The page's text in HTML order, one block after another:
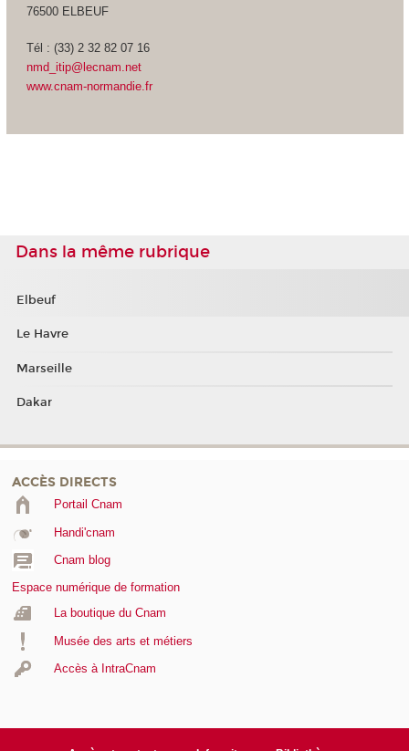
76500 ELBEUF
Tél : (33) 2 32 82 07 16
nmd_itip@lecnam.net
www.cnam-normandie.fr
Dans la même rubrique
Elbeuf
Le Havre
Marseille
Dakar
ACCÈS DIRECTS
Portail Cnam
Handi'cnam
Cnam blog
Espace numérique de formation
La boutique du Cnam
Musée des arts et métiers
Accès à IntraCnam